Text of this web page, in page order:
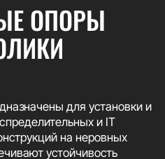
ОПОРЫ
для установки и
и IT
на неровных
устойчивость